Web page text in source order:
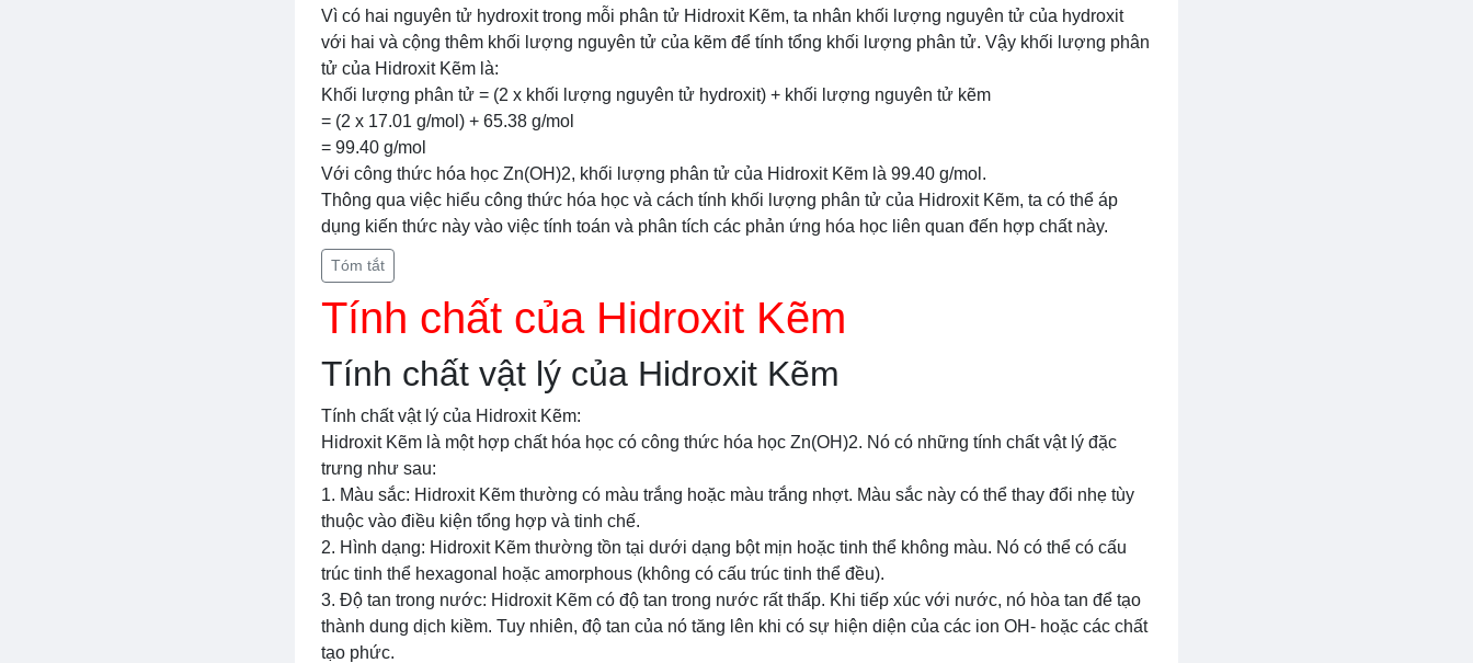
Vì có hai nguyên tử hydroxit trong mỗi phân tử Hidroxit Kẽm, ta nhân khối lượng nguyên tử của hydroxit
với hai và cộng thêm khối lượng nguyên tử của kẽm để tính tổng khối lượng phân tử. Vậy khối lượng phân
tử của Hidroxit Kẽm là:
Khối lượng phân tử = (2 x khối lượng nguyên tử hydroxit) + khối lượng nguyên tử kẽm
= (2 x 17.01 g/mol) + 65.38 g/mol
= 99.40 g/mol
Với công thức hóa học Zn(OH)2, khối lượng phân tử của Hidroxit Kẽm là 99.40 g/mol.
Thông qua việc hiểu công thức hóa học và cách tính khối lượng phân tử của Hidroxit Kẽm, ta có thể áp
dụng kiến thức này vào việc tính toán và phân tích các phản ứng hóa học liên quan đến hợp chất này.
Tóm tắt
Tính chất của Hidroxit Kẽm
Tính chất vật lý của Hidroxit Kẽm
Tính chất vật lý của Hidroxit Kẽm:
Hidroxit Kẽm là một hợp chất hóa học có công thức hóa học Zn(OH)2. Nó có những tính chất vật lý đặc
trưng như sau:
1. Màu sắc: Hidroxit Kẽm thường có màu trắng hoặc màu trắng nhợt. Màu sắc này có thể thay đổi nhẹ tùy
thuộc vào điều kiện tổng hợp và tinh chế.
2. Hình dạng: Hidroxit Kẽm thường tồn tại dưới dạng bột mịn hoặc tinh thể không màu. Nó có thể có cấu
trúc tinh thể hexagonal hoặc amorphous (không có cấu trúc tinh thể đều).
3. Độ tan trong nước: Hidroxit Kẽm có độ tan trong nước rất thấp. Khi tiếp xúc với nước, nó hòa tan để tạo
thành dung dịch kiềm. Tuy nhiên, độ tan của nó tăng lên khi có sự hiện diện của các ion OH- hoặc các chất
tạo phức.